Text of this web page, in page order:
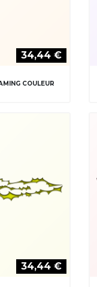
34,44 €
COULEUR
34,44 €